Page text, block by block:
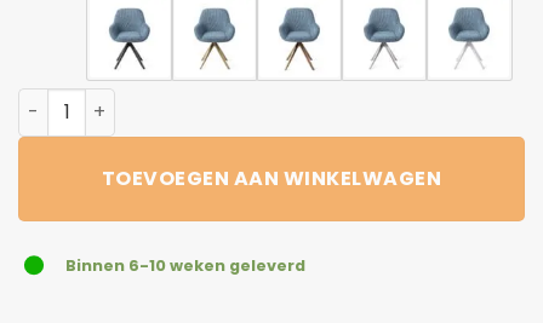
Ocean Eyes aantal
TOEVOEGEN AAN WINKELWAGEN
Binnen 6-10 weken geleverd